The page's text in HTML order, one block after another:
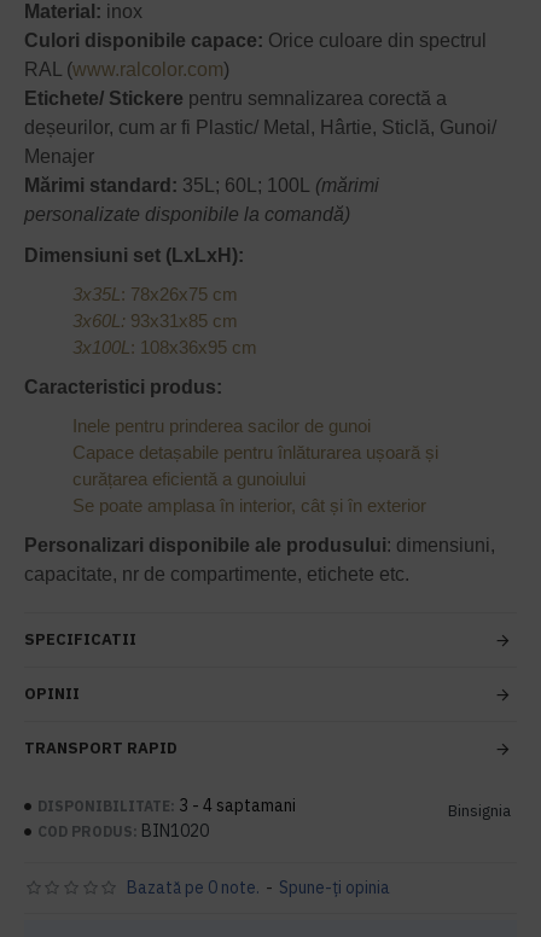
Material: inox
Culori disponibile capace: Orice culoare din spectrul
RAL (www.ralcolor.com)
Etichete/ Stickere pentru semnalizarea corectă a
deșeurilor, cum ar fi Plastic/ Metal, Hârtie, Sticlă, Gunoi/
Menajer
Mărimi standard: 35L; 60L; 100L (mărimi
personalizate disponibile la comandă)
Dimensiuni set (LxLxH):
3x35L : 78x26x75 cm
3x60L: 93x31x85 cm
3x100L : 108x36x95 cm
Caracteristici produs:
Inele pentru prinderea sacilor de gunoi
Capace detașabile pentru înlăturarea ușoară și
curățarea eficientă a gunoiului
Se poate amplasa în interior, cât și în exterior
Personalizari disponibile ale produsului: dimensiuni,
capacitate, nr de compartimente, etichete etc.
SPECIFICATII
OPINII
TRANSPORT RAPID
DISPONIBILITATE: 3 - 4 saptamani
COD PRODUS: BIN1020
Binsignia
Bazată pe 0 note. - Spune-ţi opinia